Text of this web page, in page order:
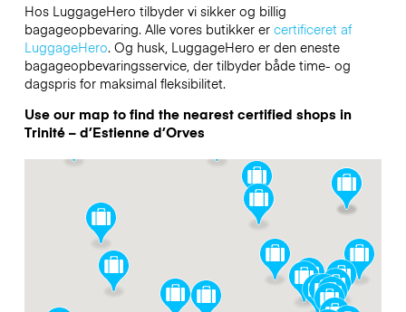
Hos LuggageHero tilbyder vi sikker og billig
bagageopbevaring. Alle vores butikker er certificeret af
LuggageHero. Og husk, LuggageHero er den eneste
bagageopbevaringsservice, der tilbyder både time- og
dagspris for maksimal fleksibilitet.
Use our map to find the nearest certified shops in
Trinité – d’Estienne d’Orves